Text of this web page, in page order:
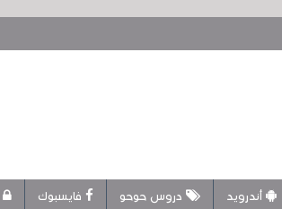
أندرويد دروس حوحو فايسبوك